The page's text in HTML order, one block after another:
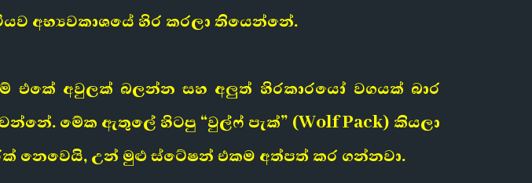
අභ්‍යවකාශයේ හිර කරලා තියෙන්නේ.
එකේ අවුලක් බලන්න සහ අලුත් හිරකාරයෝ වගයක් බාර
මේක ඇතුලේ හිටපු “වුල්ෆ් පැක්” (Wolf Pack) කියලා
නෙවෙයි, උන් මුළු ස්ටේෂන් එකම අත්පත් කර ගන්නවා.